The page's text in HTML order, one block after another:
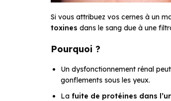
Si vous attribuez vos cernes à un
toxines dans le sang due à une
Pourquoi ?
Un dysfonctionnement rénal
gonflements sous les yeux.
La fuite de protéines dans